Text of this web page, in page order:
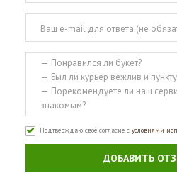
Подтверждаю своё согласие с условиями
ДОБАВИТЬ